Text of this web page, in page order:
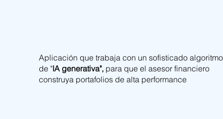
Aplicación que trabaja con un sofisticado algoritmo
de "IA generativa", para que el asesor financiero
construya portafolios de alta performance